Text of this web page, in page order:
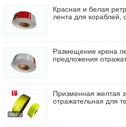
Красная и белая
лента для кораблей,
Размещение крена
предложения
Призменная желтая
отражательная для